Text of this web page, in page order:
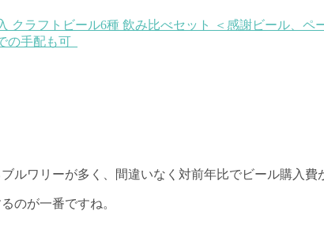
ラフトビール6種 飲み比べセット ＜感謝ビール、
手配も可_
ルワリーが多く、間違いなく対前年比でビール購入費
のが一番ですね。